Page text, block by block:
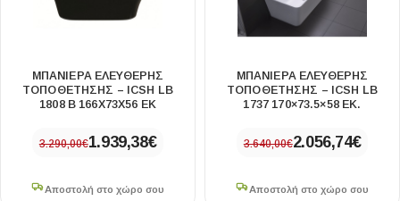
ΜΠΑΝΙΈΡΑ ΕΛΕΎΘΕΡΗΣ
ΤΟΠΟΘΈΤΗΣΗΣ – ICSH LB
1808 B 166X73X56 ΕΚ
3.290,00€1.939,38€
Αποστολή στο χώρο σου
ΜΠΑΝΙΈΡΑ ΕΛΕΎΘΕΡΗΣ
ΤΟΠΟΘΈΤΗΣΗΣ – ICSH LB
1737 170×73.5×58 ΕΚ.
3.640,00€2.056,74€
Αποστολή στο χώρο σου